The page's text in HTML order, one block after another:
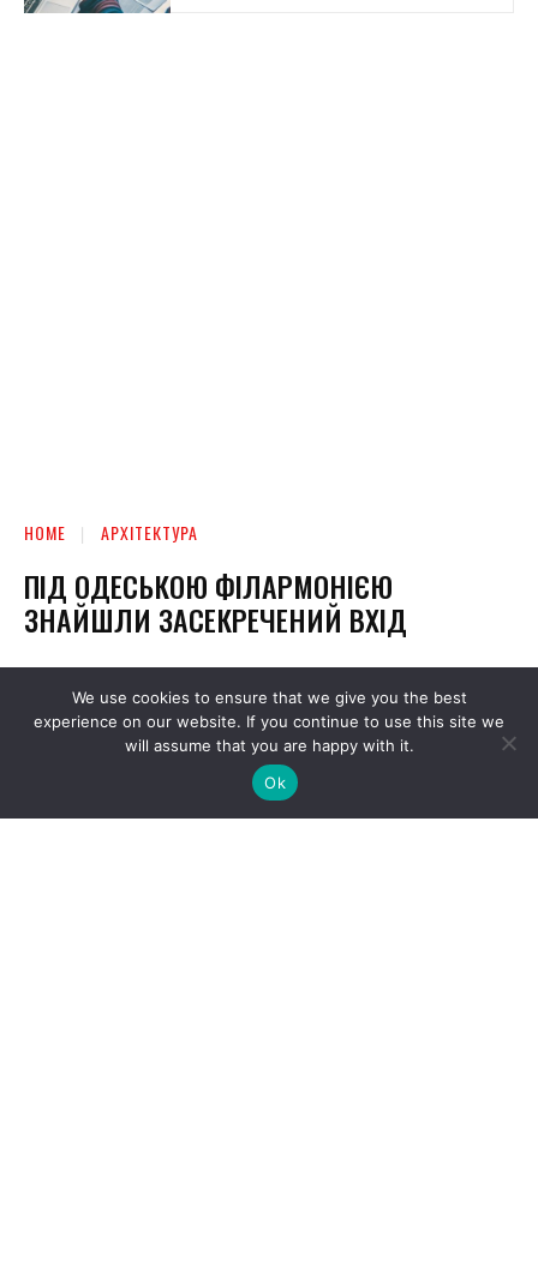
We use cookies to ensure that we give you the best
experience on our website. If you continue to use this site we
will assume that you are happy with it.
Ok